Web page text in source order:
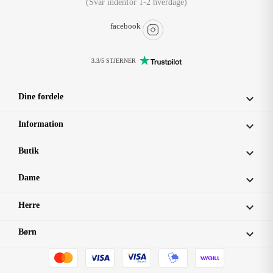
(Svar indenfor 1-2 hverdage)
facebook
3.3/5 STJERNER
Dine fordele 
Information 
Butik 
Dame 
Herre 
Børn 